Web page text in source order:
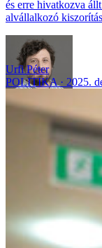
és erre hivatkozva
alvállalkozó
Urfi Péter
POLITIKA
2025.